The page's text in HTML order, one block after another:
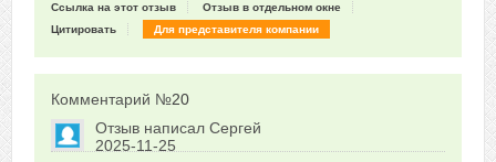
Ссылка на этот отзыв
Отзыв в отдельном окне
Цитировать
Для представителя компании
Комментарий №20
Отзыв написал Сергей
2025-11-25